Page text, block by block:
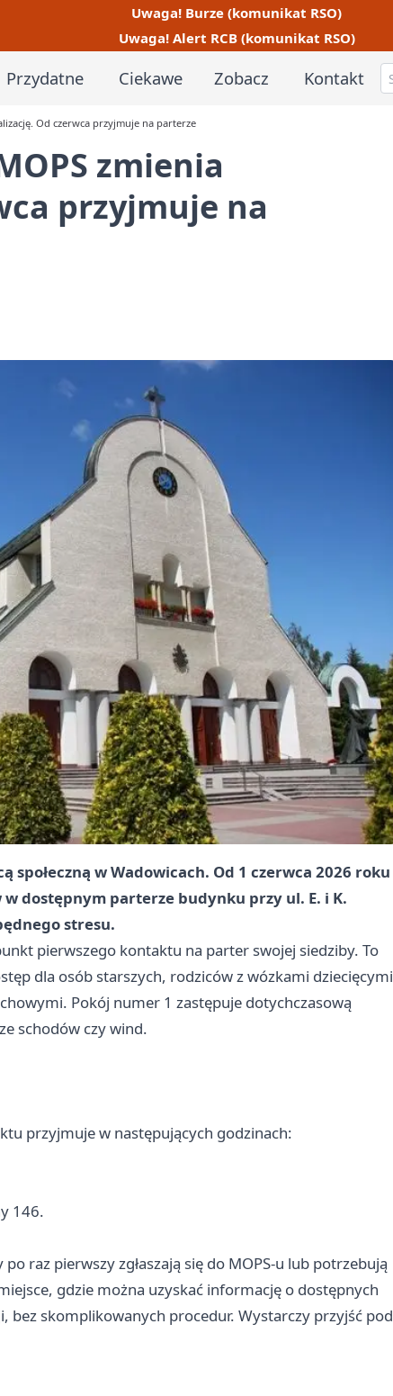
Uwaga! Burze (komunikat RSO)
Uwaga! Alert RCB (komunikat RSO)
Przydatne Ciekawe Zobacz Kontakt
Od czerwca przyjmuje na parterze
zmienia
przyjmuje na
w Wadowicach. Od 1 czerwca 2026 roku
dostępnym parterze budynku przy ul. E. i K.
stresu.
pierwszego kontaktu na parter swojej siedziby. To
dla osób starszych, rodziców z wózkami dziecięcymi
Pokój numer 1 zastępuje dotychczasową
schodów czy wind.
przyjmuje w następujących godzinach:
146.
raz pierwszy zgłaszają się do MOPS-u lub potrzebują
gdzie można uzyskać informację o dostępnych
bez skomplikowanych procedur. Wystarczy przyjść pod